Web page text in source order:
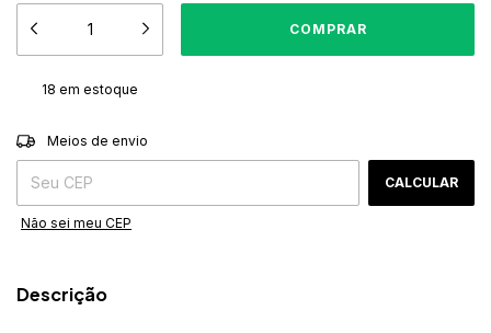
18 em estoque
Entregas para o CEP:
Meios de envio
CALCULAR
Não sei meu CEP
Descrição